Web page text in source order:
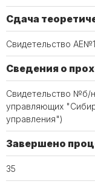
Сдача
Свидетельство
Сведения о
Свидетельство №б/н
управляющих
управления")
Завершено
35